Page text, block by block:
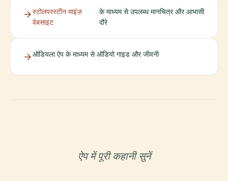
स्टोलपरस्टीन माइंज़
वेबसाइट
के माध्यम से उपलब्ध मानचित्र और आभासी
दौरे
ऑडियला ऐप के माध्यम से ऑडियो गाइड और जीवनी
ऐप में पूरी कहानी सुनें